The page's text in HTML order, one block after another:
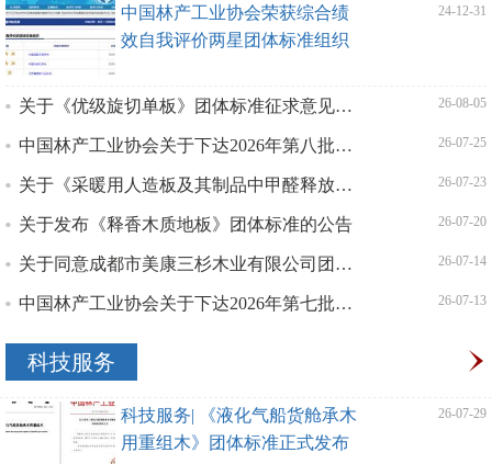
中国林产工业协会荣获综合绩
效自我评价两星团体标准组织
| 24-12-31
关于《优级旋切单板》团体标准征求意见的函 | 26-08-05
中国林产工业协会关于下达2026年第八批团体标准项目计划的通知 | 26-07-25
关于《采暖用人造板及其制品中甲醛释放限量》团体标准征求意见的函 | 26-07-23
关于发布《释香木质地板》团体标准的公告 | 26-07-20
关于同意成都市美康三杉木业有限公司团体标准采信的通知 | 26-07-14
中国林产工业协会关于下达2026年第七批团体标准项目计划的通知 | 26-07-13
科技服务
科技服务| 《液化气船货舱承木
用重组木》团体标准正式发布
| 26-07-29